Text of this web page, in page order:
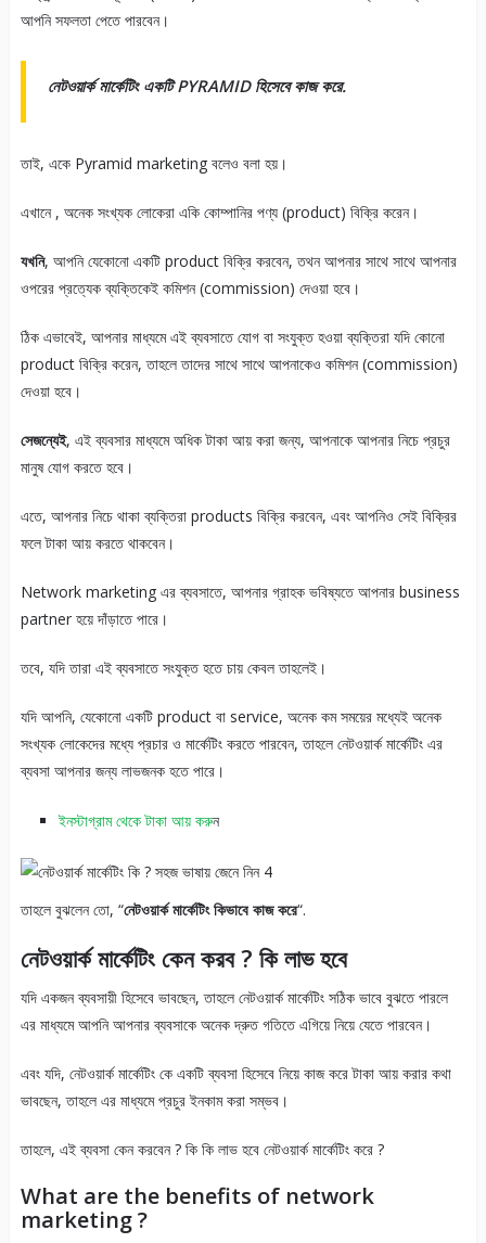
আপনি সফলতা পেতে পারবেন।
নেটওয়ার্ক মার্কেটিং একটি PYRAMID হিসেবে কাজ করে.
তাই, একে Pyramid marketing বলেও বলা হয়।
এখানে , অনেক সংখ্যক লোকেরা একি কোম্পানির পণ্য (product) বিক্রি করেন।
যখনি, আপনি যেকোনো একটি product বিক্রি করবেন, তথন আপনার সাথে সাথে আপনার
ওপরের প্রত্যেক ব্যক্তিকেই কমিশন (commission) দেওয়া হবে।
ঠিক এভাবেই, আপনার মাধ্যমে এই ব্যবসাতে যোগ বা সংযুক্ত হওয়া ব্যক্তিরা যদি কোনো
product বিক্রি করেন, তাহলে তাদের সাথে সাথে আপনাকেও কমিশন (commission)
দেওয়া হবে।
সেজন্যেই, এই ব্যবসার মাধ্যমে অধিক টাকা আয় করা জন্য, আপনাকে আপনার নিচে প্রচুর
মানুষ যোগ করতে হবে।
এতে, আপনার নিচে থাকা ব্যক্তিরা products বিক্রি করবেন, এবং আপনিও সেই বিক্রির
ফলে টাকা আয় করতে থাকবেন।
Network marketing এর ব্যবসাতে, আপনার গ্রাহক ভবিষ্যতে আপনার business
partner হয়ে দাঁড়াতে পারে।
তবে, যদি তারা এই ব্যবসাতে সংযুক্ত হতে চায় কেবল তাহলেই।
যদি আপনি, যেকোনো একটি product বা service, অনেক কম সময়ের মধ্যেই অনেক
সংখ্যক লোকেদের মধ্যে প্রচার ও মার্কেটিং করতে পারবেন, তাহলে নেটওয়ার্ক মার্কেটিং এর
ব্যবসা আপনার জন্য লাভজনক হতে পারে।
ইনস্টাগ্রাম থেকে টাকা আয় করুন
তাহলে বুঝলেন তো, “নেটওয়ার্ক মার্কেটিং কিভাবে কাজ করে“.
নেটওয়ার্ক মার্কেটিং কেন করব ? কি লাভ হবে
যদি একজন ব্যবসায়ী হিসেবে ভাবছেন, তাহলে নেটওয়ার্ক মার্কেটিং সঠিক ভাবে বুঝতে পারলে
এর মাধ্যমে আপনি আপনার ব্যবসাকে অনেক দ্রুত গতিতে এগিয়ে নিয়ে যেতে পারবেন।
এবং যদি, নেটওয়ার্ক মার্কেটিং কে একটি ব্যবসা হিসেবে নিয়ে কাজ করে টাকা আয় করার কথা
ভাবছেন, তাহলে এর মাধ্যমে প্রচুর ইনকাম করা সম্ভব।
তাহলে, এই ব্যবসা কেন করবেন ? কি কি লাভ হবে নেটওয়ার্ক মার্কেটিং করে ?
What are the benefits of network
marketing ?